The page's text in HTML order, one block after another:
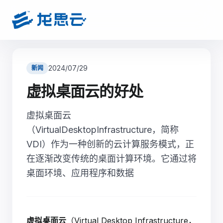
新闻 2024/07/29
虚拟桌面云的好处
虚拟桌面云
（VirtualDesktopInfrastructure，简称
VDI）作为一种创新的云计算服务模式，正
在逐渐改变传统的桌面计算环境。它通过将
桌面环境、应用程序和数据
虚拟桌面云 （Virtual Desktop Infrastructure，